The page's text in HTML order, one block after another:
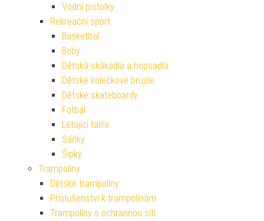
Vodní pistolky
Rekreační sport
Basketbal
Boby
Dětská skákadla a hopsadla
Dětské kolečkové brusle
Dětské skateboardy
Fotbal
Létající talíře
Sáňky
Šipky
Trampolíny
Dětské trampolíny
Příslušenství k trampolínám
Trampolíny s ochrannou sítí